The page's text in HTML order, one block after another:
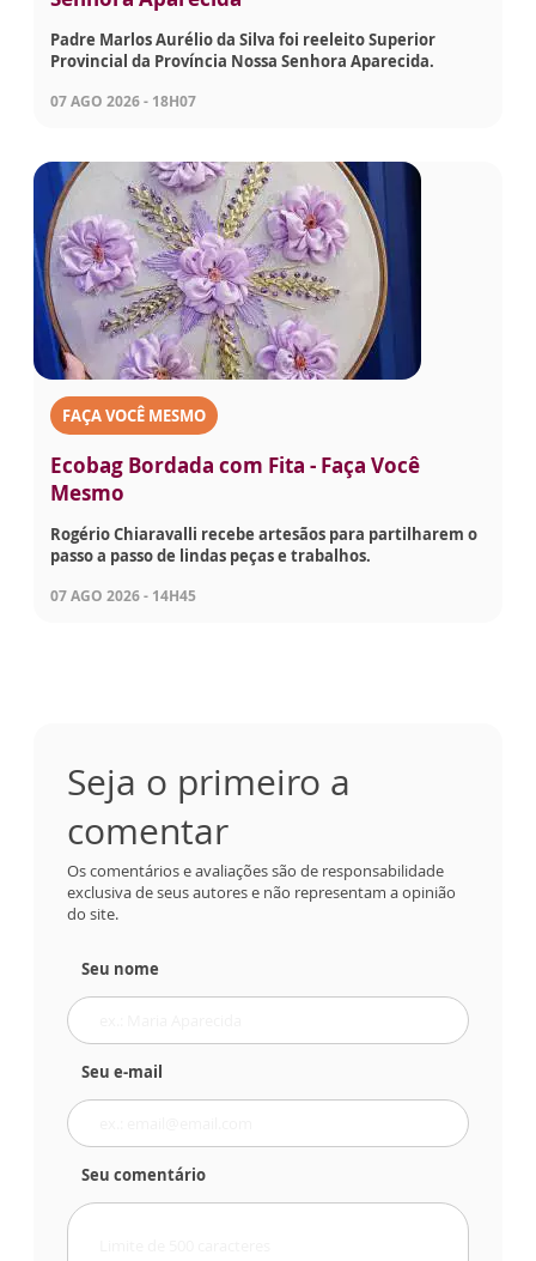
Padre Marlos Aurélio da Silva foi reeleito Superior
Provincial da Província Nossa Senhora Aparecida.
07 AGO 2026 - 18H07
FAÇA VOCÊ MESMO
Ecobag Bordada com Fita - Faça Você
Mesmo
Rogério Chiaravalli recebe artesãos para partilharem o
passo a passo de lindas peças e trabalhos.
07 AGO 2026 - 14H45
Seja o primeiro a
comentar
Os comentários e avaliações são de responsabilidade
exclusiva de seus autores e não representam a opinião
do site.
Seu nome
Seu e-mail
Seu comentário